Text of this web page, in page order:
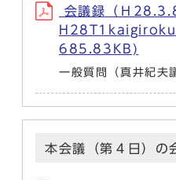
会議録（Ｈ
685.83KB)
一般質問（真井紀夫
本会議（第４日）の